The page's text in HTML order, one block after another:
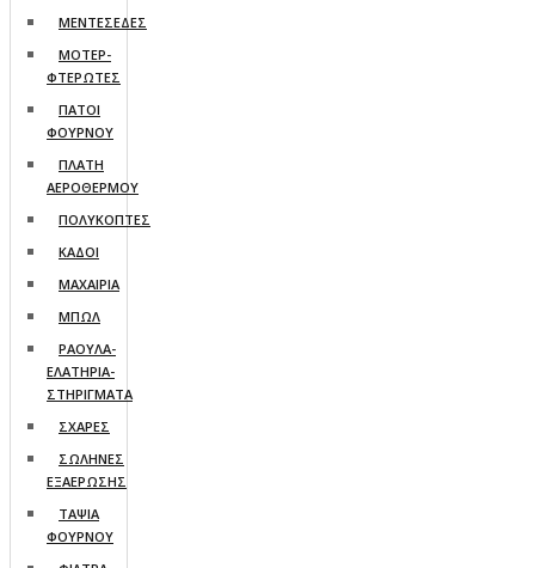
ΜΕΝΤΕΣΕΔΕΣ
ΜΟΤΕΡ-
ΦΤΕΡΩΤΕΣ
ΠΑΤΟΙ
ΦΟΥΡΝΟΥ
ΠΛΑΤΗ
ΑΕΡΟΘΕΡΜΟΥ
ΠΟΛΥΚΟΠΤΕΣ
ΚΑΔΟΙ
ΜΑΧΑΙΡΙΑ
ΜΠΩΛ
ΡΑΟΥΛΑ-
ΕΛΑΤΗΡΙΑ-
ΣΤΗΡΙΓΜΑΤΑ
ΣΧΑΡΕΣ
ΣΩΛΗΝΕΣ
ΕΞΑΕΡΩΣΗΣ
ΤΑΨΙΑ
ΦΟΥΡΝΟΥ